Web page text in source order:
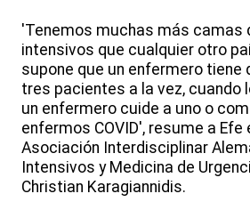
'Tenemos muchas más camas
intensivos que cualquier otro
supone que un enfermero tiene
tres pacientes a la vez, cuando
un enfermero cuide a uno o
enfermos COVID', resume a Efe
Asociación Interdisciplinar
Intensivos y Medicina de
Christian Karagiannidis.